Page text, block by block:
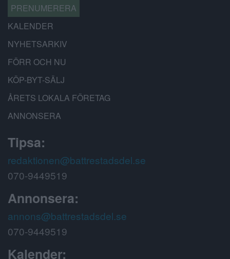
PRENUMERERA
KALENDER
NYHETSARKIV
FÖRR OCH NU
KÖP-BYT-SÄLJ
ÅRETS LOKALA FÖRETAG
ANNONSERA
Tipsa:
redaktionen@battrestadsdel.se
070-9449519
Annonsera:
annons@battrestadsdel.se
070-9449519
Kalender: